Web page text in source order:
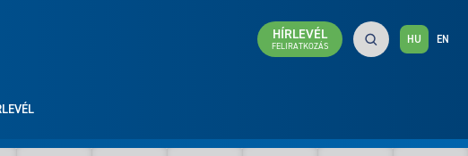
HÍRLEVÉL
FELIRATKOZÁS HU EN